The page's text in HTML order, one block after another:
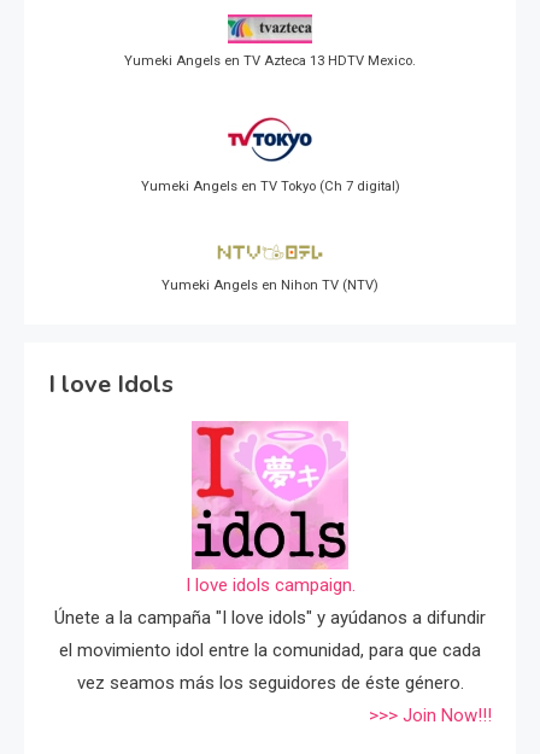
Yumeki Angels en TV Azteca 13 HDTV Mexico.
Yumeki Angels en TV Tokyo (Ch 7 digital)
Yumeki Angels en Nihon TV (NTV)
I love Idols
I love idols campaign.
Únete a la campaña "I love idols" y ayúdanos a difundir
el movimiento idol entre la comunidad, para que cada
vez seamos más los seguidores de éste género.
>>> Join Now!!!